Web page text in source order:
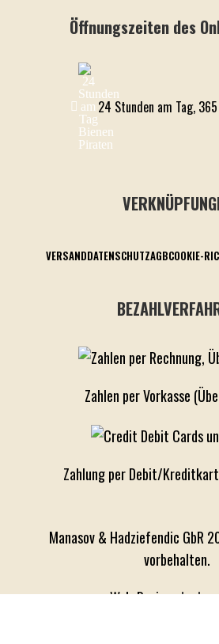
Öffnungszeiten des
24 Stunden am Tag,
VERSANDDATENSCHUTZAGBCOOKIE-
Zahlen per Vorkasse
Zahlung per Debit/
Manasov & Hadziefendic GbR
vorbehalten.
Web-Design:dugl-